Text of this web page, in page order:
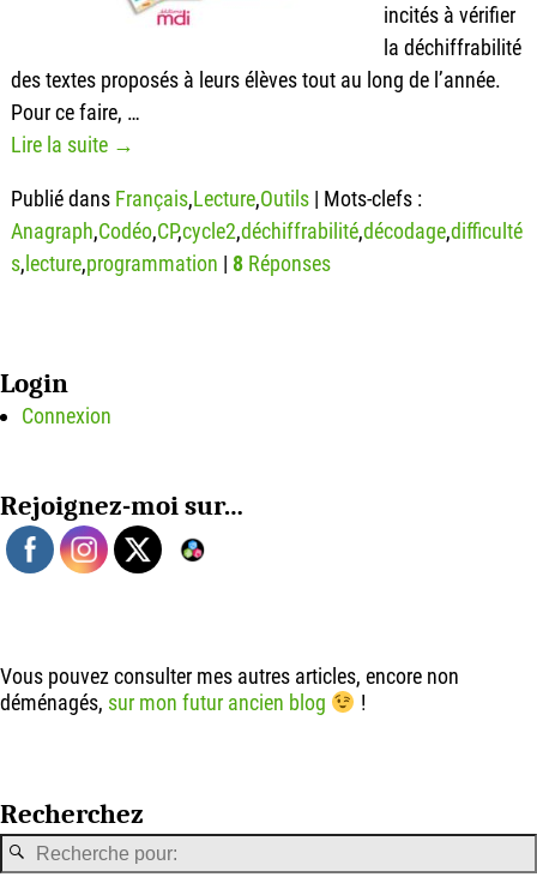
incités à vérifier
la déchiffrabilité
des textes proposés à leurs élèves tout au long de l’année.
Pour ce faire, …
Lire la suite →
Publié dans Français,Lecture,Outils| Mots-clefs :
Anagraph,Codéo,CP,cycle2,déchiffrabilité,décodage,difficulté
s,lecture,programmation | 8Réponses
Login
Connexion
Rejoignez-moi sur…
Vous pouvez consulter mes autres articles, encore non
déménagés, sur mon futur ancien blog !
Recherchez